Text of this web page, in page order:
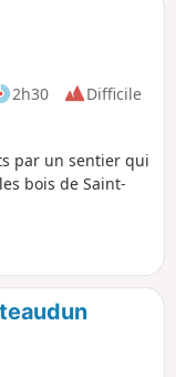
2h30
Difficile
par un sentier qui
bois de Saint-